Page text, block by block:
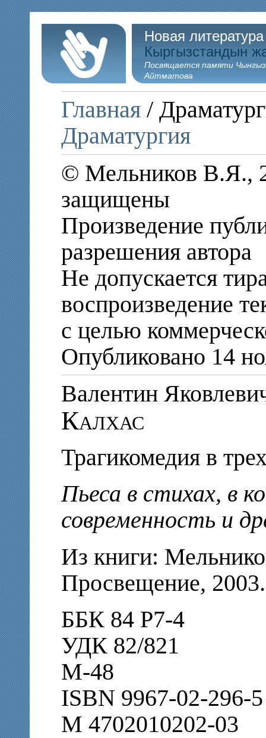
Новая
Кыргызстандын
Посвящается памяти
Айтматова
Главная /
Драматургия
© Мельников В.Я.,
защищены
Произведение
разрешения автора
Не допускается
воспроизведение
с целью
Опубликовано 14
Валентин
Калхас
Трагикомедия в
Пьеса в стихах, в
современность и
Из книги:
Просвещение,
ББК 84 Р7-4
УДК 82/821
М-48
ISBN 9967-02-296-5
М 4702010202-03